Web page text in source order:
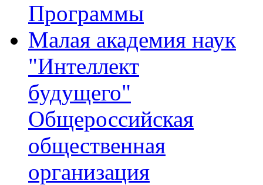
Программы
Малая академия наук
"Интеллект
будущего"
Общероссийская
общественная
организация